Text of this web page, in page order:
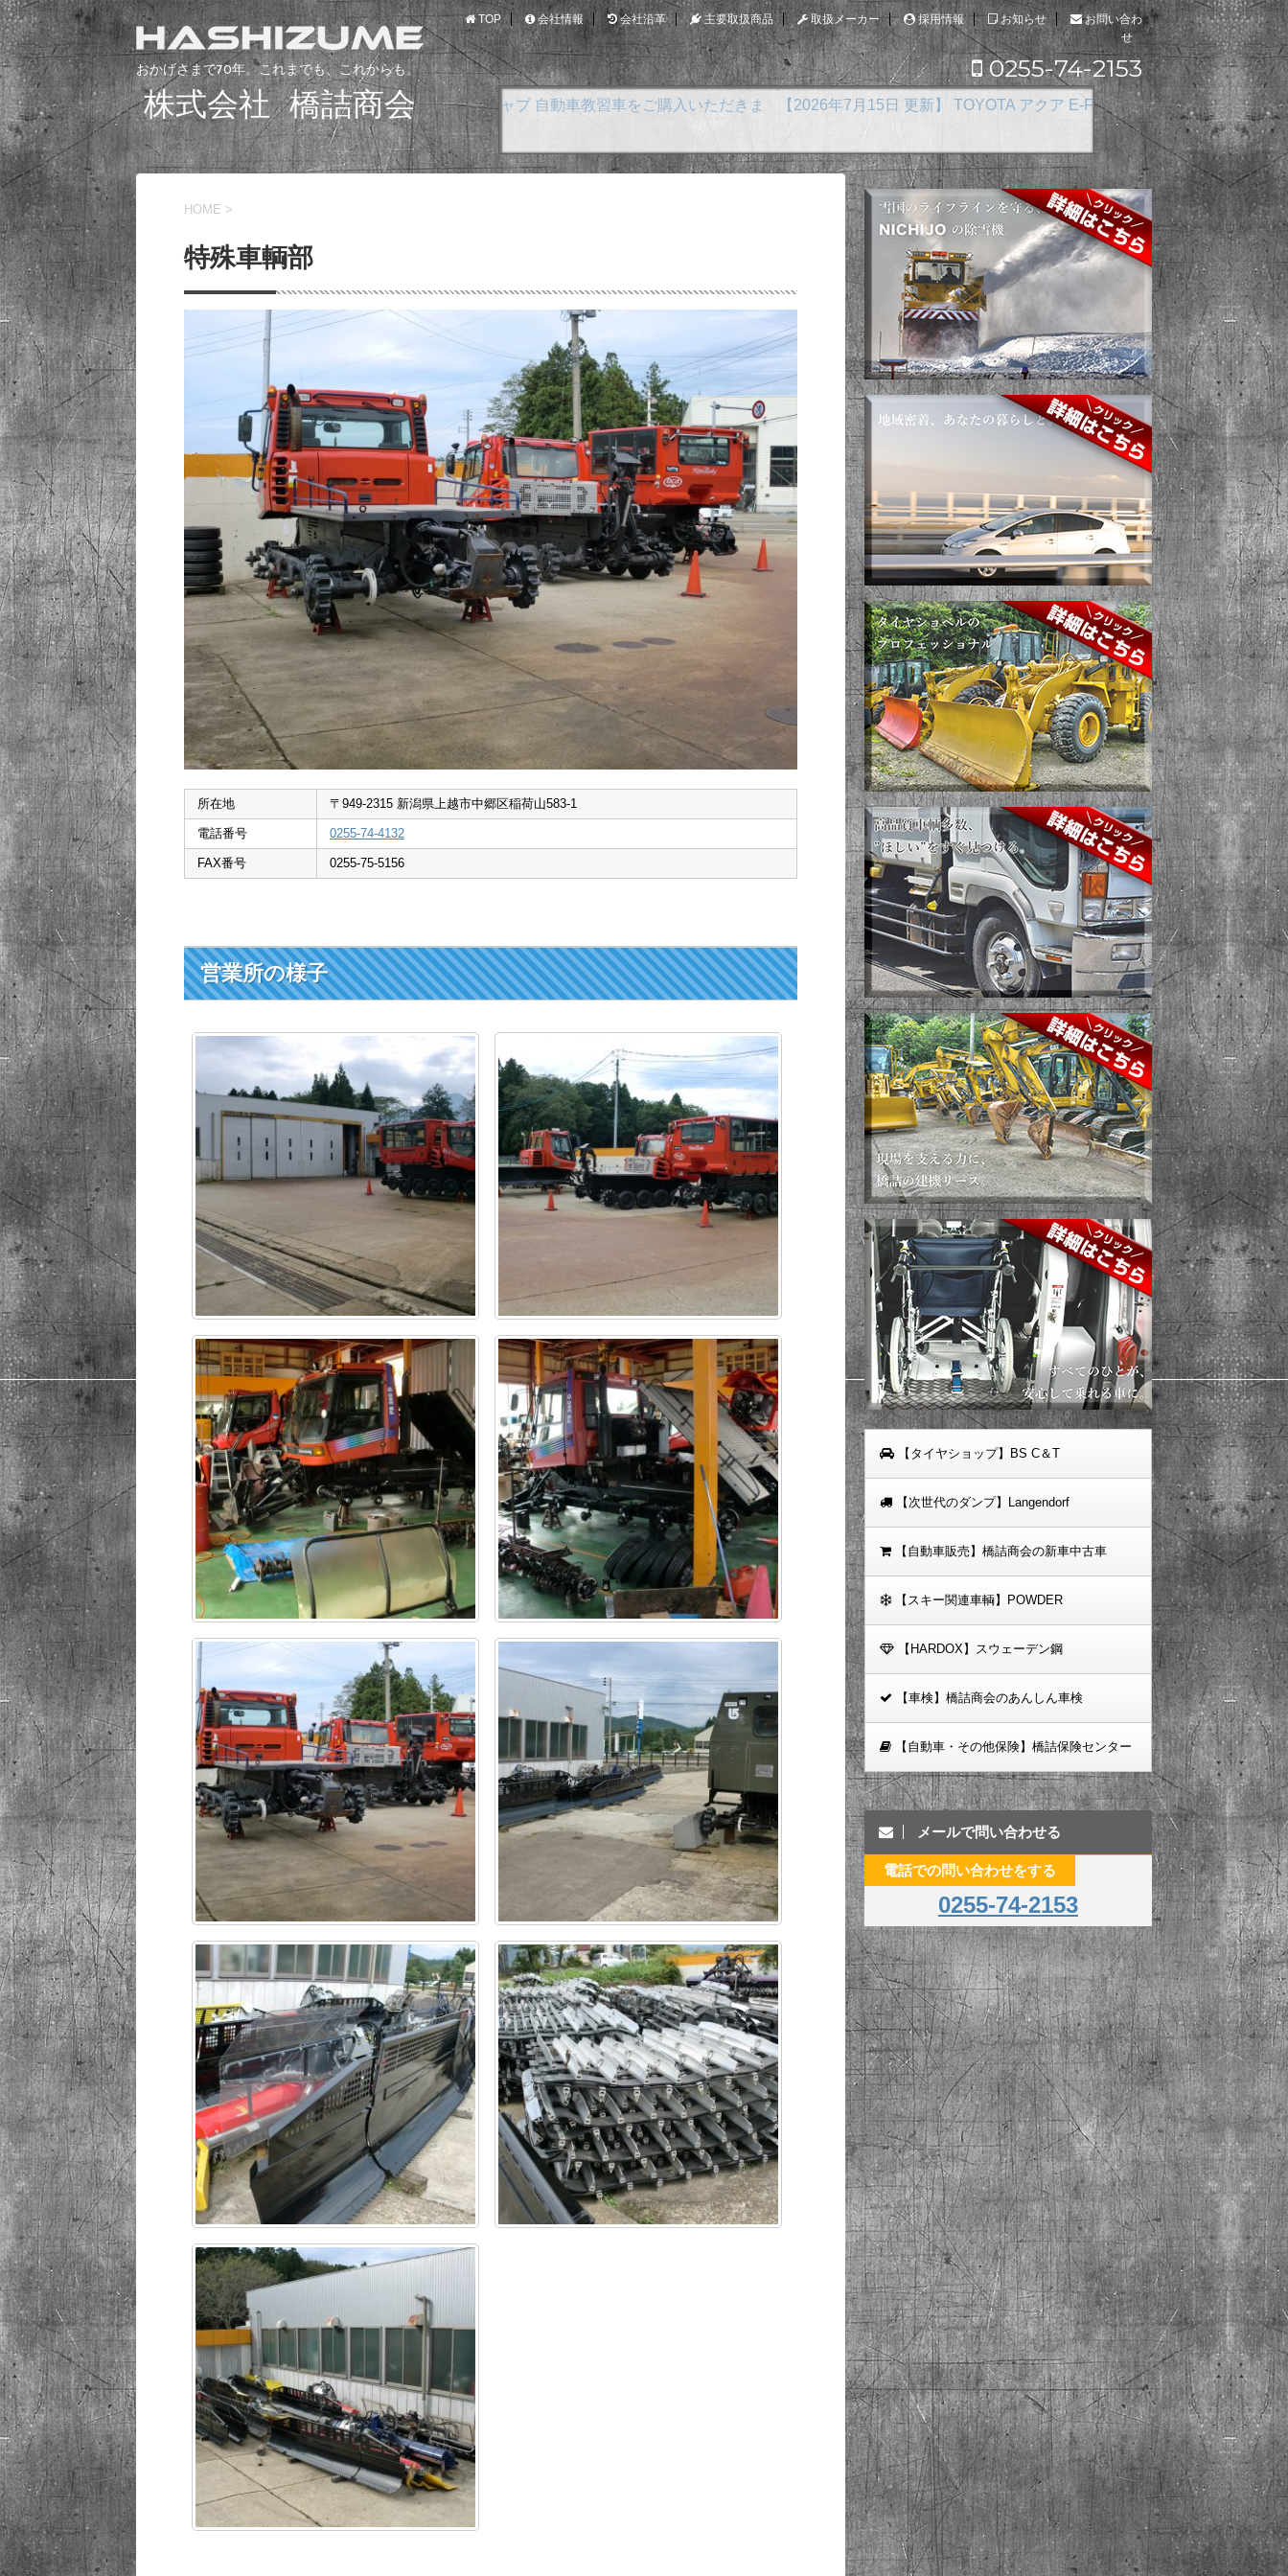
おかげさまで70年。これまでも、これからも。
株式会社 橋詰商会
TOP 会社情報 会社沿革 主要取扱商品 取扱メーカー 採用情報 お知らせ
お問い合わ
せ
0255-74-2153
【2026年7月15日 更新】 TOYOTA アクア E-Four をご購入いただきました
HOME >
特殊車輌部
所在地 〒949-2315 新潟県上越市中郷区稲荷山583-1
電話番号 0255-74-4132
FAX番号 0255-75-5156
営業所の様子
【タイヤショップ】BS C＆T
【次世代のダンプ】Langendorf
【自動車販売】橋詰商会の新車中古車
【スキー関連車輌】POWDER
【HARDOX】スウェーデン鋼
【車検】橋詰商会のあんしん車検
【自動車・その他保険】橋詰保険センター
メールで問い合わせる
電話での問い合わせをする
0255-74-2153